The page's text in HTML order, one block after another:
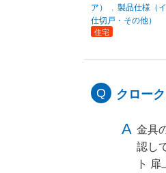
ア）
製品仕様（
仕切戸・その他）
住宅
クロー
金具
認し
ト